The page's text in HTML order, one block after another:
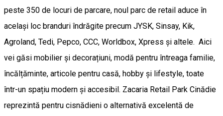
peste 350 de locuri de parcare, noul parc de retail aduce în
același loc branduri îndrăgite precum JYSK, Sinsay, Kik,
Agroland, Tedi, Pepco, CCC, Worldbox, Xpress și altele. Aici
vei găsi mobilier și decorațiuni, modă pentru întreaga familie,
încălțăminte, articole pentru casă, hobby și lifestyle, toate
într-un spațiu modern și accesibil. Zacaria Retail Park Cinădie
reprezintă pentru cisnădieni o alternativă excelentă de